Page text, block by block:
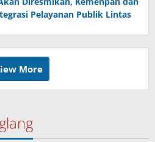
Pelayanan Publik Lintas
More